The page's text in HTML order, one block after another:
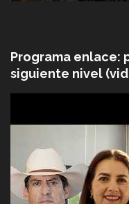
Programa enlace:
siguiente nivel